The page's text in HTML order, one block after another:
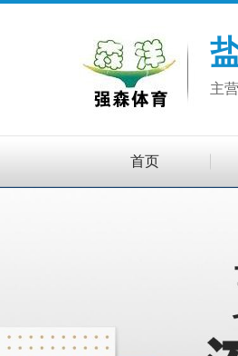
主
首页